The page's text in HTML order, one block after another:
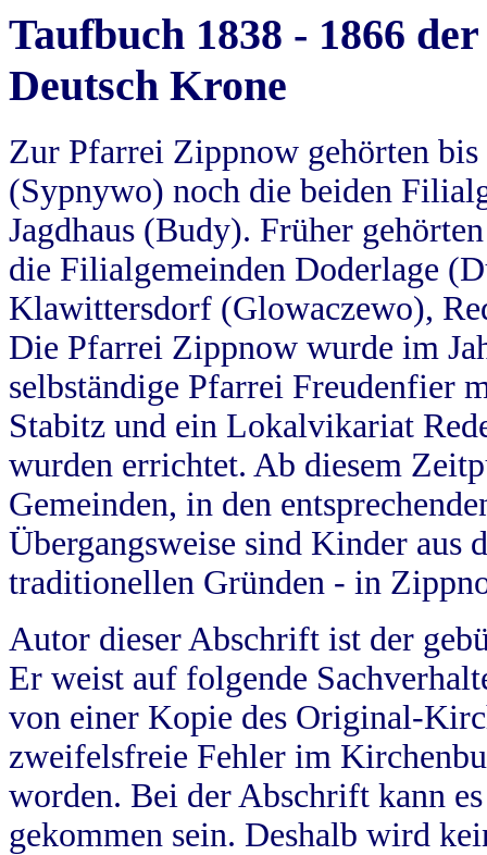
Taufbuch 1838 - 1866
Deutsch Krone
Zur Pfarrei Zippnow gehörten
(Sypnywo) noch die beiden
Jagdhaus (Budy). Früher
die Filialgemeinden Doderlage
Klawittersdorf (Glowaczewo),
Die Pfarrei Zippnow wurde im
selbständige Pfarrei Freudenfier
Stabitz und ein Lokalvikariat
wurden errichtet. Ab diesem
Gemeinden, in den
Übergangsweise sind Kinder aus
traditionellen Gründen - in
Autor dieser Abschrift ist der
Er weist auf folgende
von einer Kopie des Original-
zweifelsfreie Fehler im
worden. Bei der Abschrift kann
gekommen sein. Deshalb wird